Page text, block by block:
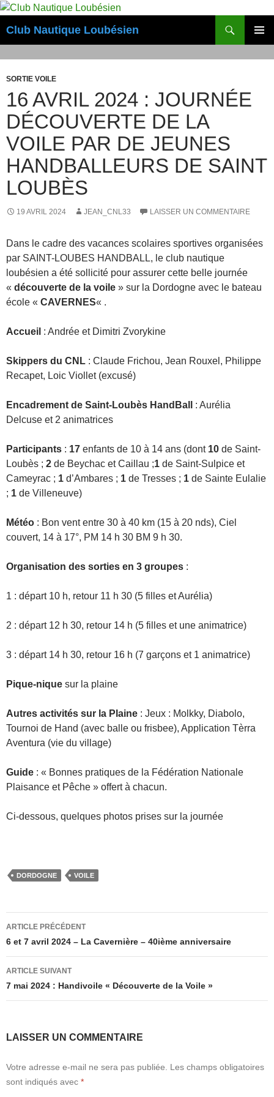
Aller
contenu
Club Nautique Loubésien
SORTIE VOILE
16 AVRIL 2024 : JOURNÉE
DÉCOUVERTE DE LA
VOILE PAR DE JEUNES
HANDBALLEURS DE SAINT
LOUBÈS
19 AVRIL 2024 JEAN_CNL33 LAISSER UN COMMENTAIRE
Dans le cadre des vacances scolaires sportives organisées
par SAINT-LOUBES HANDBALL, le club nautique
loubésien a été sollicité pour assurer cette belle journée
« découverte de la voile » sur la Dordogne avec le bateau
école « CAVERNES« .
Accueil : Andrée et Dimitri Zvorykine
Skippers du CNL : Claude Frichou, Jean Rouxel, Philippe
Recapet, Loic Viollet (excusé)
Encadrement de Saint-Loubès HandBall
: Aurélia
Delcuse et 2 animatrices
Participants : 17 enfants de 10 à 14 ans (dont 10 de Saint-
Loubès ; 2 de Beychac et Caillau ;1 de Saint-Sulpice et
Cameyrac ; 1 d’Ambares ; 1 de Tresses ; 1 de Sainte Eulalie
; 1 de Villeneuve)
Météo : Bon vent entre 30 à 40 km (15 à 20 nds), Ciel
couvert, 14 à 17°, PM 14 h 30 BM 9 h 30.
Organisation des sorties en 3 groupes :
1 : départ 10 h, retour 11 h 30 (5 filles et Aurélia)
2 : départ 12 h 30, retour 14 h (5 filles et une animatrice)
3 : départ 14 h 30, retour 16 h (7 garçons et 1 animatrice)
Pique-nique sur la plaine
Autres activités sur la Plaine : Jeux : Molkky, Diabolo,
Tournoi de Hand (avec balle ou frisbee), Application Tèrra
Aventura (vie du village)
Guide : « Bonnes pratiques de la Fédération Nationale
Plaisance et Pêche » offert à chacun.
Ci-dessous, quelques photos prises sur la journée
DORDOGNE VOILE
Navigation
des
articles
ARTICLE PRÉCÉDENT
6 et 7 avril 2024 – La Cavernière – 40ième anniversaire
ARTICLE SUIVANT
7 mai 2024 : Handivoile « Découverte de la Voile »
LAISSER UN COMMENTAIRE
Votre adresse e-mail ne sera pas publiée.
Les champs obligatoires
sont indiqués avec *